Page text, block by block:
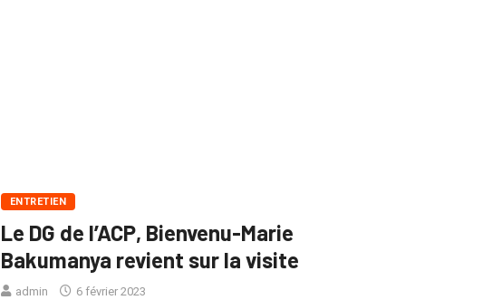
ENTRETIEN
Le DG de l’ACP, Bienvenu-Marie
Bakumanya revient sur la visite
admin 6 février 2023